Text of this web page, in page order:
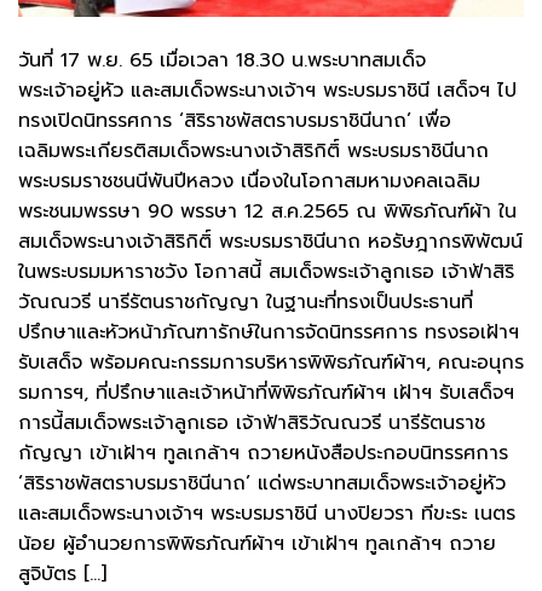
วันที่ 17 พ.ย. 65 เมื่อเวลา 18.30 น.พระบาทสมเด็จ
พระเจ้าอยู่หัว และสมเด็จพระนางเจ้าฯ พระบรมราชินี เสด็จฯ ไป
ทรงเปิดนิทรรศการ ‘สิริราชพัสตราบรมราชินีนาถ’ เพื่อ
เฉลิมพระเกียรติสมเด็จพระนางเจ้าสิริกิติ์ พระบรมราชินีนาถ
พระบรมราชชนนีพันปีหลวง เนื่องในโอกาสมหามงคลเฉลิม
พระชนมพรรษา 90 พรรษา 12 ส.ค.2565 ณ พิพิธภัณฑ์ผ้า ใน
สมเด็จพระนางเจ้าสิริกิติ์ พระบรมราชินีนาถ หอรัษฎากรพิพัฒน์
ในพระบรมมหาราชวัง โอกาสนี้ สมเด็จพระเจ้าลูกเธอ เจ้าฟ้าสิริ
วัณณวรี นารีรัตนราชกัญญา ในฐานะที่ทรงเป็นประธานที่
ปรึกษาและหัวหน้าภัณฑารักษ์ในการจัดนิทรรศการ ทรงรอเฝ้าฯ
รับเสด็จ พร้อมคณะกรรมการบริหารพิพิธภัณฑ์ผ้าฯ, คณะอนุกร
รมการฯ, ที่ปรึกษาและเจ้าหน้าที่พิพิธภัณฑ์ผ้าฯ เฝ้าฯ รับเสด็จฯ
การนี้สมเด็จพระเจ้าลูกเธอ เจ้าฟ้าสิริวัณณวรี นารีรัตนราช
กัญญา เข้าเฝ้าฯ ทูลเกล้าฯ ถวายหนังสือประกอบนิทรรศการ
‘สิริราชพัสตราบรมราชินีนาถ’ แด่พระบาทสมเด็จพระเจ้าอยู่หัว
และสมเด็จพระนางเจ้าฯ พระบรมราชินี นางปิยวรา ทีขะระ เนตร
น้อย ผู้อำนวยการพิพิธภัณฑ์ผ้าฯ เข้าเฝ้าฯ ทูลเกล้าฯ ถวาย
สูจิบัตร […]